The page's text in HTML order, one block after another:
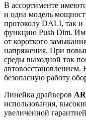
В ассортименте
и одна модель
протоколу DALI, так
функцию Push Dim.
от короткого
напряжения. При
среды выходной ток
автовосстановлением.
безопасную работу
Линейка драйверов
использования,
увеличенной